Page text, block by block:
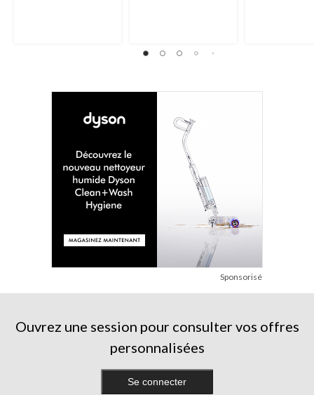
Sponsorisé
Ouvrez une session pour consulter vos offres
personnalisées
Se connecter